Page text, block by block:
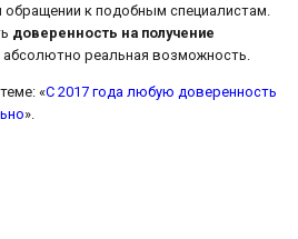
к подобным специалистам.
доверенность на получение
абсолютно реальная возможность.
«С 2017 года любую доверенность
».